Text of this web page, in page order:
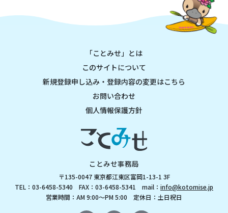
「ことみせ」とは
このサイトについて
新規登録申し込み・登録内容の変更はこちら
お問い合わせ
個人情報保護方針
ことみせ事務局
〒135-0047 東京都江東区富岡1-13-1 3F
TEL：03-6458-5340 FAX：03-6458-5341 mail： info@kotomise.jp
営業時間：AM 9:00～PM 5:00 定休日：土日祝日